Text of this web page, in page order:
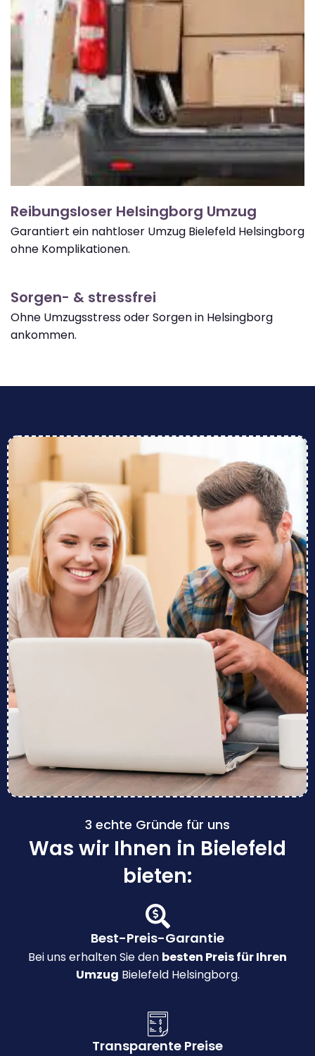
Reibungsloser Helsingborg Umzug
Garantiert ein nahtloser Umzug Bielefeld Helsingborg
ohne Komplikationen.
Sorgen- & stressfrei
Ohne Umzugsstress oder Sorgen in Helsingborg
ankommen.
3 echte Gründe für uns
Was wir Ihnen in Bielefeld
bieten:
Best-Preis-Garantie
Bei uns erhalten Sie den besten Preis für Ihren
Umzug Bielefeld Helsingborg.
Transparente Preise